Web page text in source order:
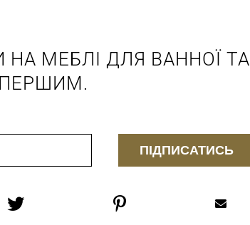
МЕБЛІ ДЛЯ ВАННОЇ ТА
ПІДПИСАТИСЬ